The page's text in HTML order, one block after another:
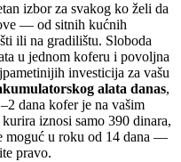
izbor za svakog ko želi da
— od sitnih kućnih
ili na gradilištu. Sloboda
u jednom koferu i povoljna
investicija za vašu
alata danas,
dana kofer je na vašim
iznosi samo 390 dinara,
moguć u roku od 14 dana —
pravo.